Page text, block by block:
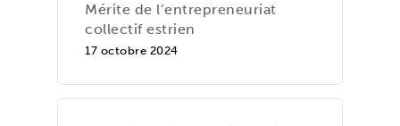
Mérite de l’entrepreneuriat
collectif estrien
17 octobre 2024